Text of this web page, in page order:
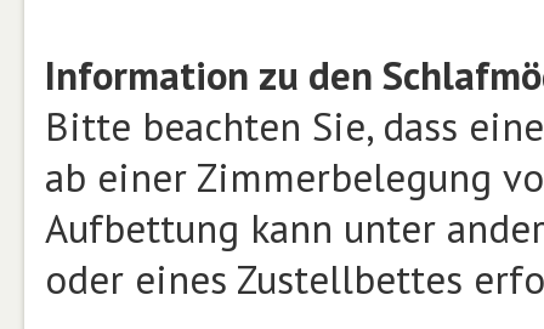
Information zu den
Bitte beachten Sie, dass
ab einer Zimmerbelegung
Aufbettung kann unter
oder eines Zustellbettes